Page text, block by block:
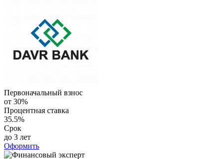
Первоначальный взнос
от 30%
Процентная ставка
35.5%
Срок
до 3 лет
Оформить